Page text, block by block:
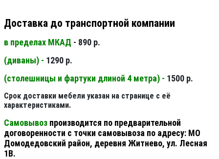
Доставка до транспортной компании
в пределах МКАД - 890 р.
(диваны) - 1290 р.
(столешницы и фартуки длиной 4 метра) - 1500 р.
Срок доставки мебели указан на странице с её
характеристиками.
Самовывоз производится по предварительной
договоренности с точки самовывоза по адресу: МО
Домодедовский район, деревня Житнево, ул. Лесная
1В.